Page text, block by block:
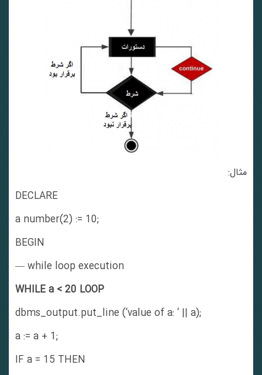
مثال:
DECLARE
a number(2) := 10;
BEGIN
— while loop execution
WHILE a < 20 LOOP
dbms_output.put_line (‘value of a: ‘ || a);
a := a + 1;
IF a = 15 THEN